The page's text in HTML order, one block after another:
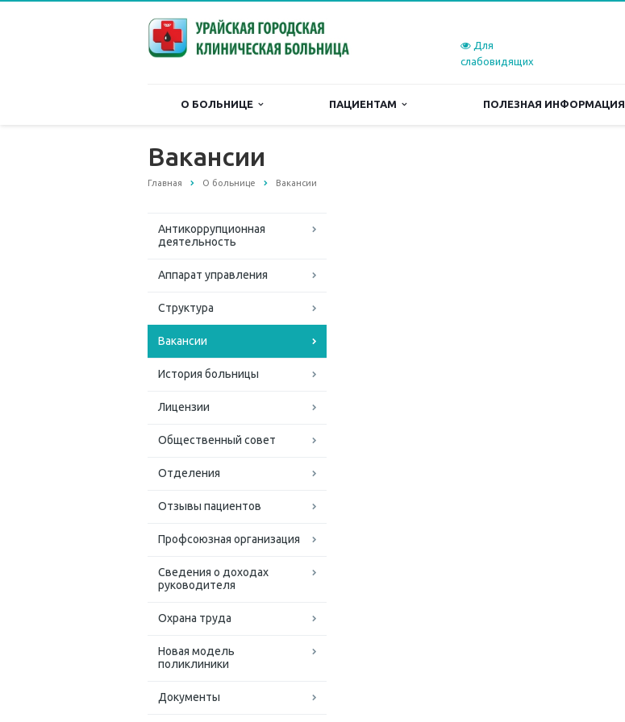
Для
слабовидящих
О БОЛЬНИЦЕ ПАЦИЕНТАМ ПОЛЕЗНАЯ ИНФОРМАЦИЯ
Вакансии
Главная О больнице Вакансии
Антикоррупционная
деятельность
Аппарат управления
Структура
Вакансии
История больницы
Лицензии
Общественный совет
Отделения
Отзывы пациентов
Профсоюзная организация
Сведения о доходах
руководителя
Охрана труда
Новая модель
поликлиники
Документы